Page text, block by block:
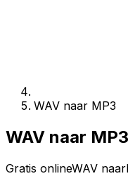
WAV naar MP3
WAV naar
Gratis onlineWAV